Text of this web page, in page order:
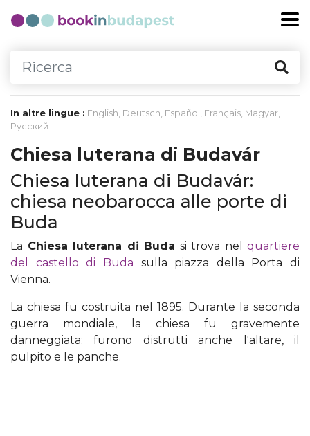
In altre lingue : English, Deutsch, Español , Français, Magyar,
Русский
Chiesa luterana di Budavár
Chiesa luterana di Budavár:
chiesa neobarocca alle porte di
Buda
La Chiesa luterana di Buda si trova nel quartiere
del castello di Buda sulla piazza della Porta di
Vienna.
La chiesa fu costruita nel 1895. Durante la seconda
guerra mondiale, la chiesa fu gravemente
danneggiata: furono distrutti anche l'altare, il
pulpito e le panche.